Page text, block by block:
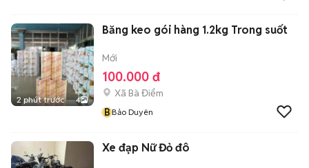
2 phút trước 4
Băng keo gói hàng 1.2kg Trong suốt
Mới
100.000 đ
Xã Bà Điểm
BBảo Duyên
Xe đạp Nữ Đỏ đô